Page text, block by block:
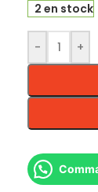
2 en stock
- +